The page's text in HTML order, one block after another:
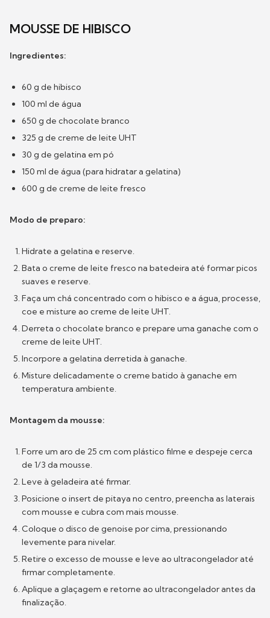
MOUSSE DE HIBISCO
Ingredientes:
60 g de hibisco
100 ml de água
650 g de chocolate branco
325 g de creme de leite UHT
30 g de gelatina em pó
150 ml de água (para hidratar a gelatina)
600 g de creme de leite fresco
Modo de preparo:
Hidrate a gelatina e reserve.
Bata o creme de leite fresco na batedeira até formar picos
suaves e reserve.
Faça um chá concentrado com o hibisco e a água, processe,
coe e misture ao creme de leite UHT.
Derreta o chocolate branco e prepare uma ganache com o
creme de leite UHT.
Incorpore a gelatina derretida à ganache.
Misture delicadamente o creme batido à ganache em
temperatura ambiente.
Montagem da mousse:
Forre um aro de 25 cm com plástico filme e despeje cerca
de 1/3 da mousse.
Leve à geladeira até firmar.
Posicione o insert de pitaya no centro, preencha as laterais
com mousse e cubra com mais mousse.
Coloque o disco de genoise por cima, pressionando
levemente para nivelar.
Retire o excesso de mousse e leve ao ultracongelador até
firmar completamente.
Aplique a glaçagem e retorne ao ultracongelador antes da
finalização.